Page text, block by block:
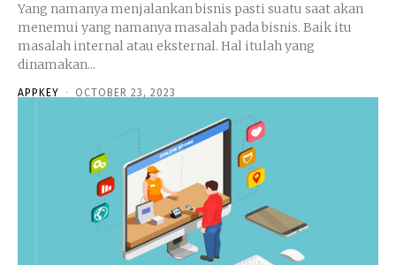
Yang namanya menjalankan bisnis pasti suatu saat akan
menemui yang namanya masalah pada bisnis. Baik itu
masalah internal atau eksternal. Hal itulah yang
dinamakan...
APPKEY - OCTOBER 23, 2023